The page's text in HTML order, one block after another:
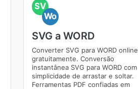
SV
Wo
SVG a WORD
Converter SVG para WORD online
gratuitamente. Conversão
instantânea SVG para WORD com
simplicidade de arrastar e soltar.
Ferramentas PDF confiadas em